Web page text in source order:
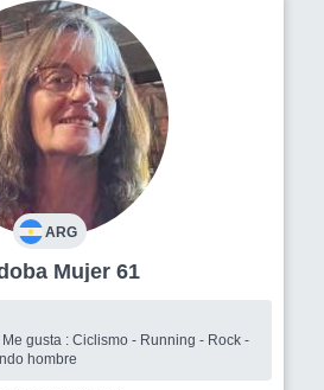
ARG
Córdoba Mujer 61
gusta : Ciclismo - Running - Rock -
hombre